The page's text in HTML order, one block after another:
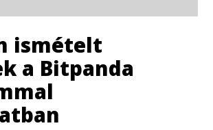
ismételt
a Bitpanda